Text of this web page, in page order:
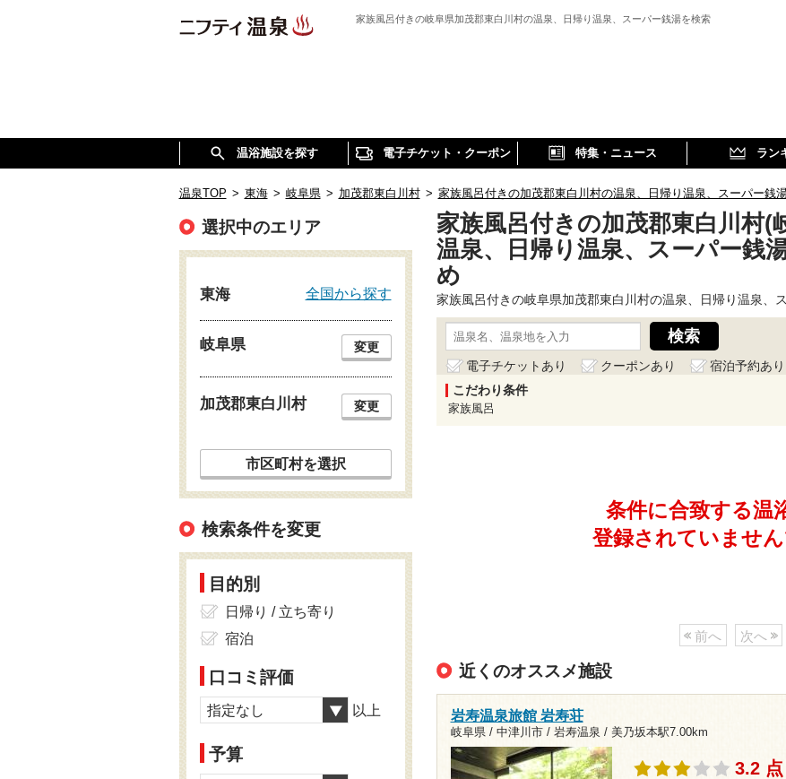
家族風呂付きの岐阜県加茂郡東白川村の温泉、日帰り温泉、スーパー銭湯を検索
温浴施設を探す 電子チケット・クーポン 特集・ニュース ラン
温泉TOP > 東海 > 岐阜県 > 加茂郡東白川村 > 家族風呂付きの加茂郡東白川村の温泉、日帰り温泉、スーパー銭
家族風呂付きの加茂郡東白川村(
温泉、日帰り温泉、スーパー銭
め
家族風呂付きの岐阜県加茂郡東白川村の温泉、日帰り温泉、
電子チケットあり クーポンあり 宿泊予約あり
こだわり条件
家族風呂
条件に合致する温
登録されていません
前へ 次へ
近くのオススメ施設
岩寿温泉旅館 岩寿荘
岐阜県 / 中津川市 / 岩寿温泉 / 美乃坂本駅7.00km
3.2 点
選択中のエリア
東海 全国から探す
岐阜県 変更
加茂郡東白川村 変更
市区町村を選択
検索条件を変更
目的別
日帰り / 立ち寄り
宿泊
口コミ評価
指定なし 以上
予算